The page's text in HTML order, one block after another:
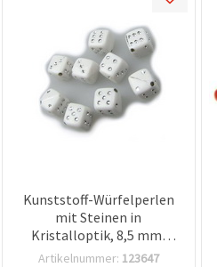
Kunststoff-Würfelperlen
mit Steinen in
Kristalloptik, 8,5 mm,
Loch: 1 mm, Weiß, 20 g
Artikelnummer: 123647